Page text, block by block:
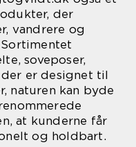
der
vandrere og
soveposer,
er designet til
naturen kan byde
at kunderne får
og holdbart.